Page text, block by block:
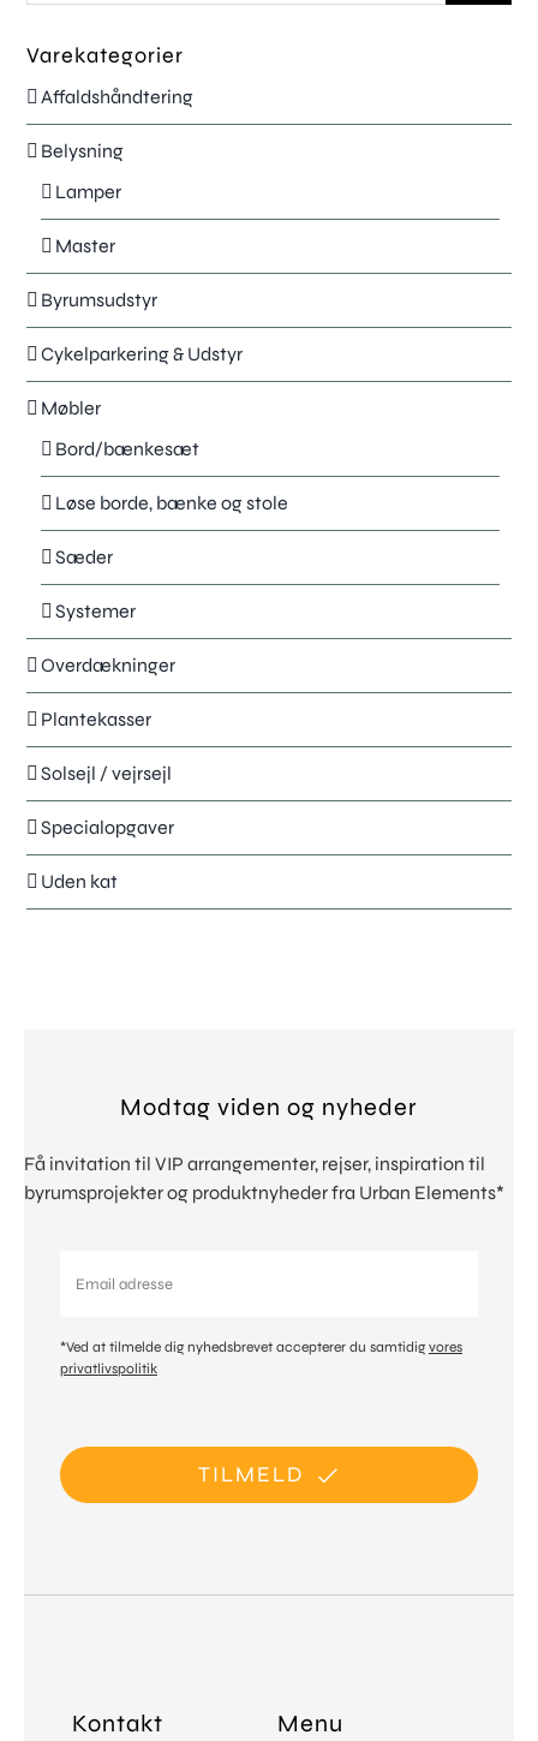
Varekategorier
Affaldshåndtering
Belysning
Lamper
Master
Byrumsudstyr
Cykelparkering & Udstyr
Møbler
Bord/bænkesæt
Løse borde, bænke og stole
Sæder
Systemer
Overdækninger
Plantekasser
Solsejl / vejrsejl
Specialopgaver
Uden kat
Modtag viden og nyheder
Få invitation til VIP arrangementer, rejser, inspiration til
byrumsprojekter og produktnyheder fra Urban Elements*
*Ved at tilmelde dig nyhedsbrevet accepterer du samtidig vores
privatlivspolitik
TILMELD
Kontakt Menu
Om
Info
Kontakt
Skriv eller ring
© Copyright 2023 Urban Elements.